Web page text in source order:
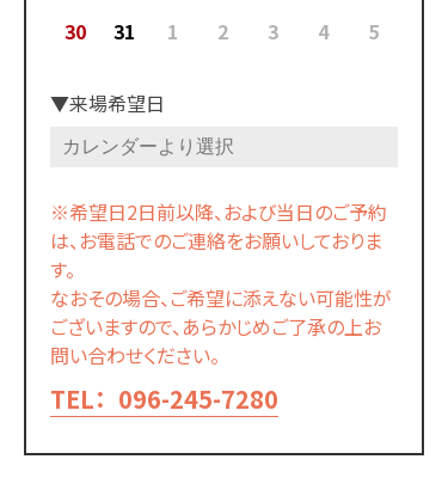
30
31 1 2 3 4 5
▼来場希望日
※希望日2日前以降、および当日のご予約
は、お電話でのご連絡をお願いしておりま
す。
なおその場合、ご希望に添えない可能性が
ございますので、あらかじめご了承の上お
問い合わせください。
TEL： 096-245-7280